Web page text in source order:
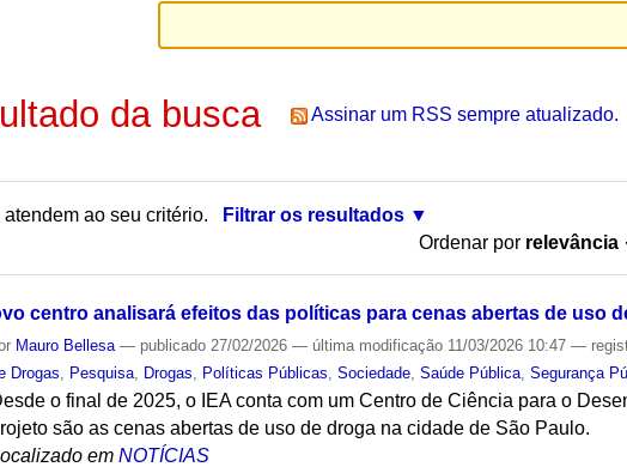
da busca Assinar um RSS sempre atualizado.
atendem ao seu critério.
Filtrar os resultados
Ordenar por relevância ·
centro analisará efeitos das políticas para cenas abertas de uso
Mauro Bellesa — publicado 27/02/2026— última modificação 11/03/2026 10:47—
Drogas
Pesquisa Drogas Políticas Públicas ,Sociedade ,Saúde Pública ,Segurança
o final de 2025, o IEA conta com um Centro de Ciência para o
são as cenas abertas de uso de droga na cidade de São Paulo.
em NOTÍCIAS